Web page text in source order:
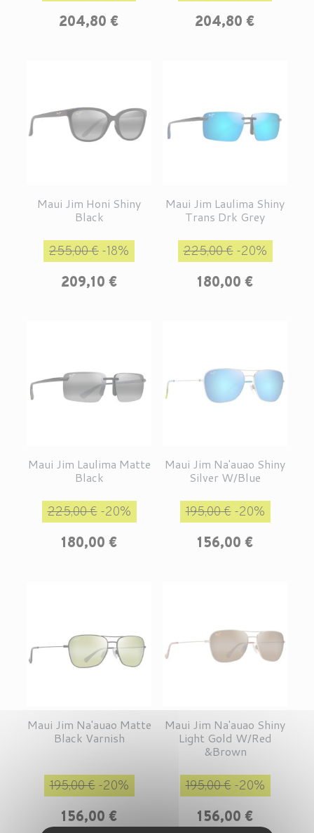
204,80 €
204,80 €
Maui Jim Honi Shiny
Black
Prix de base
255,00 € -18%
209,10 €
Maui Jim Laulima Shiny
Trans Drk Grey
Prix de base
225,00 €-20%
180,00 €
Maui Jim Laulima Matte
Black
Prix de base
225,00 €-20%
180,00 €
Maui Jim Na'auao Shiny
Silver W/Blue
Prix de base
195,00 €-20%
156,00 €
Maui Jim Na'auao Matte
Black Varnish
Prix de base
195,00 €-20%
156,00 €
Maui Jim Na'auao Shiny
Light Gold W/Red
&Brown
Prix de base
195,00 €-20%
156,00 €